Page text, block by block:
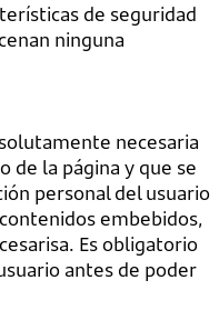
de seguridad
ninguna
necesaria
de la página y que se
personal del usuario
embebidos,
Es obligatorio
antes de poder